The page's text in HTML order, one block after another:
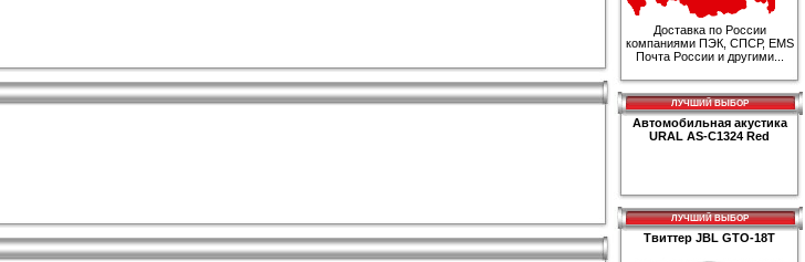
Доставка по России
компаниями ПЭК, СПСР, EMS
Почта России и другими...
ЛУЧШИЙ ВЫБОР
Автомобильная акустика
URAL AS-C1324 Red
ЛУЧШИЙ ВЫБОР
Твиттер JBL GTO-18T